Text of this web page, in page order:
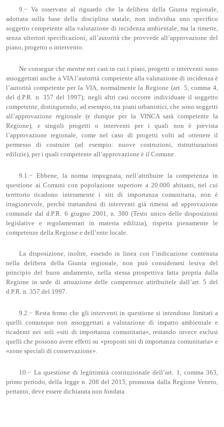
9.− Va osservato al riguardo che la delibera della Giunta regionale,
adottata sulla base della disciplina statale, non individua uno specifico
soggetto competente alla valutazione di incidenza ambientale, ma la rimette,
senza ulteriori specificazioni, all’autorità che provvede all’approvazione del
piano, progetto o intervento.
Ne consegue che mentre nei casi in cui i piani, progetti o interventi sono
assoggettati anche a VIA l’autorità competente alla valutazione di incidenza è
l’autorità competente per la VIA, normalmente la Regione (art. 5, comma 4,
del d.P.R. n. 357 del 1997); negli altri casi occorre individuare il soggetto
competente, distinguendo, ad esempio, tra piani urbanistici, che sono soggetti
all’approvazione regionale (e dunque per la VINCA sarà competente la
Regione), e singoli progetti o interventi per i quali non è prevista
l’approvazione regionale, come nel caso di progetti volti ad ottenere il
permesso di costruire (ad esempio: nuove costruzioni, ristrutturazioni
edilizie), per i quali competente all’approvazione è il Comune.
9.1.− Ebbene, la norma impugnata, nell’attribuire la competenza in
questione ai Comuni con popolazione superiore a 20.000 abitanti, nel cui
territorio ricadono interamente i siti di importanza comunitaria, non è
irragionevole, perché trattandosi di interventi già rimessi ad approvazione
comunale dal d.P.R. 6 giugno 2001, n. 380 (Testo unico delle disposizioni
legislative e regolamentari in materia edilizia), rispetta pienamente le
competenze della Regione e dell’ente locale.
La disposizione, inoltre, essendo in linea con l’indicazione contenuta
nella delibera della Giunta regionale, non può considerarsi lesiva del
principio del buon andamento, nella stessa prospettiva fatta propria dalla
Regione in sede di attuazione delle competenze attribuitele dall’art. 5 del
d.P.R. n. 357 del 1997.
9.2.− Resta fermo che gli interventi in questione si intendono limitati a
quelli comunque non assoggettati a valutazione di impatto ambientale e
ricadenti nei soli «siti di importanza comunitaria», restando invece esclusi
quelli che possono avere effetti su «proposti siti di importanza comunitaria» e
«zone speciali di conservazione».
10.− La questione di legittimità costituzionale dell’art. 1, comma 363,
primo periodo, della legge n. 208 del 2015, promossa dalla Regione Veneto,
pertanto, deve essere dichiarata non fondata.